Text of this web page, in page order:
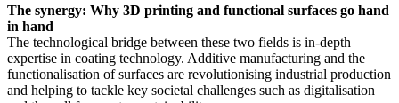
The synergy: Why 3D printing and functional surfaces go hand
in hand
The technological bridge between these two fields is in-depth
expertise in coating technology. Additive manufacturing and the
functionalisation of surfaces are revolutionising industrial production
and helping to tackle key societal challenges such as digitalisation